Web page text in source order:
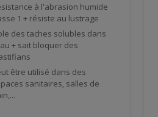
à l'abrasion humide
1 + résiste au lustrage
des taches solubles dans
+ sait bloquer des
être utilisé dans des
sanitaires, salles de